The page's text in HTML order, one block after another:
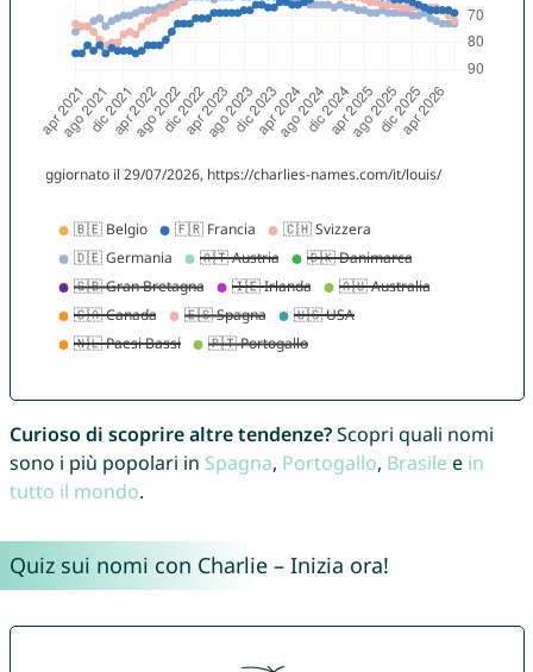
Curioso di scoprire altre tendenze?Scopri quali nomi
sono i più popolari in Spagna, Portogallo, Brasile e in
tutto il mondo.
Quiz sui nomi con Charlie – Inizia ora!